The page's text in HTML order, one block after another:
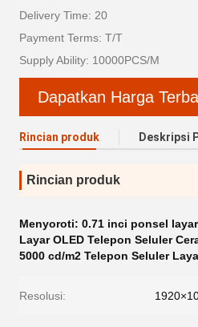
Delivery Time: 20
Payment Terms: T/T
Supply Ability: 10000PCS/M
Dapatkan Harga
Rincian produk Deskripsi
Rincian produk
Menyoroti: 0.71 inci ponsel
Layar OLED Telepon Seluler
5000 cd/m2 Telepon Seluler
Resolusi: